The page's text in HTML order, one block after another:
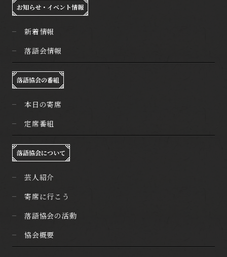
お知らせ・イベント情報
新着情報
落語会情報
落語協会の番組
本日の寄席
定席番組
落語協会について
芸人紹介
寄席に行こう
落語協会の活動
協会概要